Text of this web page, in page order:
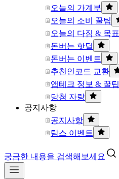
오늘의 가계부
오늘의 소비 꿀팁
오늘의 다짐 & 목표
돈버는 핫딜
돈버는 이벤트
추천인코드 교환
앱테크 정보 & 꿀팁
당첨 자랑
공지사항
공지사항
탐스 이벤트
궁금한 내용을 검색해보세요